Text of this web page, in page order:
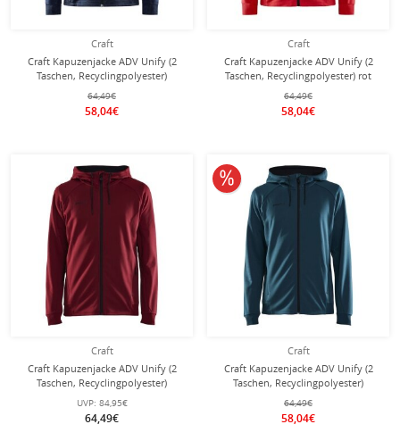
Craft
Craft Kapuzenjacke ADV Unify (2
Taschen, Recyclingpolyester)
melangeblau Herren
64,49€
58,04€
Craft
Craft Kapuzenjacke ADV Unify (2
Taschen, Recyclingpolyester) rot
Herren
64,49€
58,04€
Craft
Craft Kapuzenjacke ADV Unify (2
Taschen, Recyclingpolyester)
bordeaux/rot Herren
UVP: 84,95€
64,49€
Craft
Craft Kapuzenjacke ADV Unify (2
Taschen, Recyclingpolyester)
tealblau Herren
64,49€
58,04€
10% reduziert